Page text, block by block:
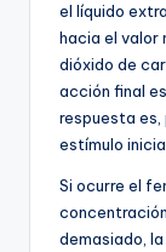
el líquido
hacia el valor
dióxido de
acción final
respuesta
estímulo
Si ocurre el
demasiado,